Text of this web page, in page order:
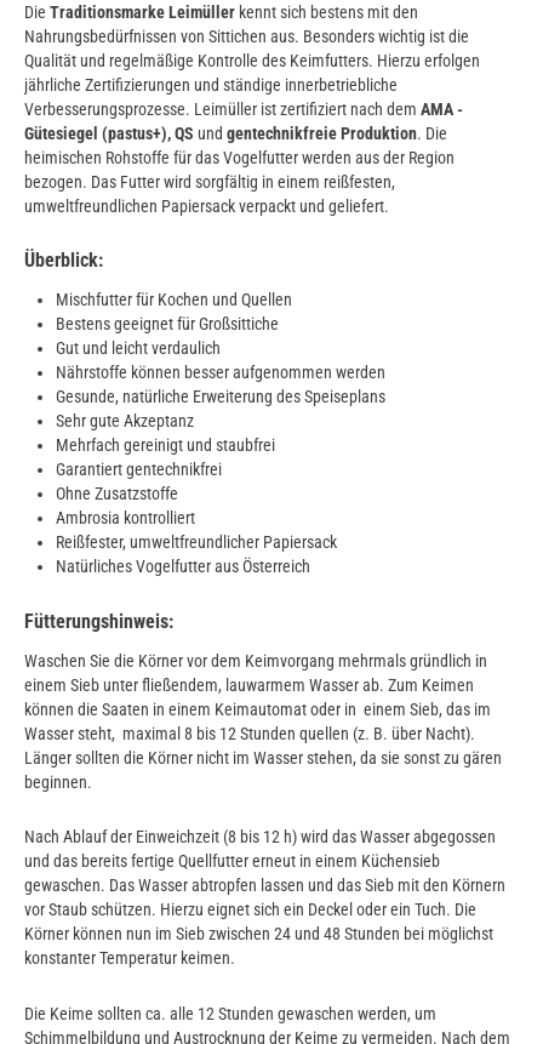
Die Traditionsmarke Leimüller kennt sich bestens mit den
Nahrungsbedürfnissen von Sittichen aus. Besonders wichtig ist die
Qualität und regelmäßige Kontrolle des Keimfutters. Hierzu erfolgen
jährliche Zertifizierungen und ständige innerbetriebliche
Verbesserungsprozesse. Leimüller ist zertifiziert nach dem AMA -
Gütesiegel (pastus+), QS und gentechnikfreie Produktion. Die
heimischen Rohstoffe für das Vogelfutter werden aus der Region
bezogen. Das Futter wird sorgfältig in einem reißfesten,
umweltfreundlichen Papiersack verpackt und geliefert.
Überblick:
Mischfutter für Kochen und Quellen
Bestens geeignet für Großsittiche
Gut und leicht verdaulich
Nährstoffe können besser aufgenommen werden
Gesunde, natürliche Erweiterung des Speiseplans
Sehr gute Akzeptanz
Mehrfach gereinigt und staubfrei
Garantiert gentechnikfrei
Ohne Zusatzstoffe
Ambrosia kontrolliert
Reißfester, umweltfreundlicher Papiersack
Natürliches Vogelfutter aus Österreich
Fütterungshinweis:
Waschen Sie die Körner vor dem Keimvorgang mehrmals gründlich in
einem Sieb unter fließendem, lauwarmem Wasser ab. Zum Keimen
können die Saaten in einem Keimautomat oder in einem Sieb, das im
Wasser steht, maximal 8 bis 12 Stunden quellen (z. B. über Nacht).
Länger sollten die Körner nicht im Wasser stehen, da sie sonst zu gären
beginnen.
Nach Ablauf der Einweichzeit (8 bis 12 h) wird das Wasser abgegossen
und das bereits fertige Quellfutter erneut in einem Küchensieb
gewaschen. Das Wasser abtropfen lassen und das Sieb mit den Körnern
vor Staub schützen. Hierzu eignet sich ein Deckel oder ein Tuch. Die
Körner können nun im Sieb zwischen 24 und 48 Stunden bei möglichst
konstanter Temperatur keimen.
Die Keime sollten ca. alle 12 Stunden gewaschen werden, um
Schimmelbildung und Austrocknung der Keime zu vermeiden. Nach dem